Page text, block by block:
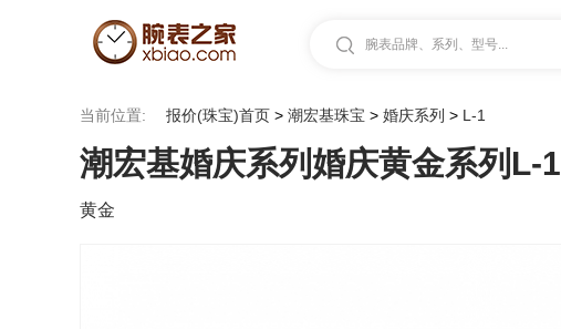
腕表品牌、系列、型号...
当前位置: 报价(珠宝)首页 > 潮宏基珠宝 > 婚庆系列 > L-1
潮宏基婚庆系列婚庆黄金系列L-1
黄金